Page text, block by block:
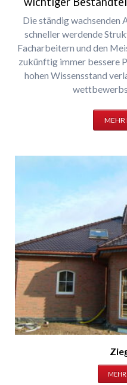
Die ständig wachsenden
schneller werdende
Facharbeitern und den
zukünftig immer bessere
hohen Wissensstand
MEHR